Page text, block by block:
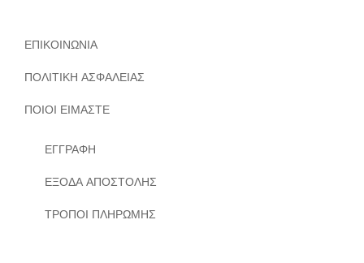
ΕΠΙΚΟΙΝΩΝΙΑ
ΠΟΛΙΤΙΚΗ ΑΣΦΑΛΕΙΑΣ
ΠΟΙΟΙ ΕΙΜΑΣΤΕ
ΕΓΓΡΑΦΗ
ΕΞΟΔΑ ΑΠΟΣΤΟΛΗΣ
ΤΡΟΠΟΙ ΠΛΗΡΩΜΗΣ